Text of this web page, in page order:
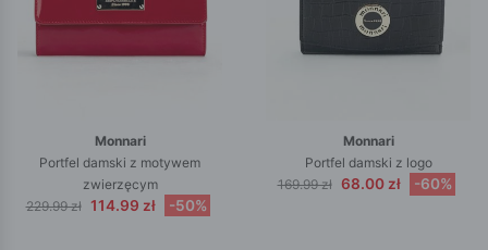
Monnari
Portfel damski z motywem
zwierzęcym
229.99 zł 114.99 zł -50%
Monnari
Portfel damski z logo
169.99 zł 68.00 zł -60%